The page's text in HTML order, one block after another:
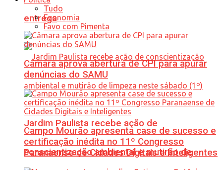
entrega
Jardim Paulista recebe ação de
conscientização ambiental e mutirão de
Tudo
Economia
Favo com Pimenta
Câmara aprova abertura de CPI para apurar
denúncias do SAMU
Campo Mourão apresenta case de sucesso e
certificação inédita no 11º Congresso
Paranaense de Cidades Digitais e Inteligentes